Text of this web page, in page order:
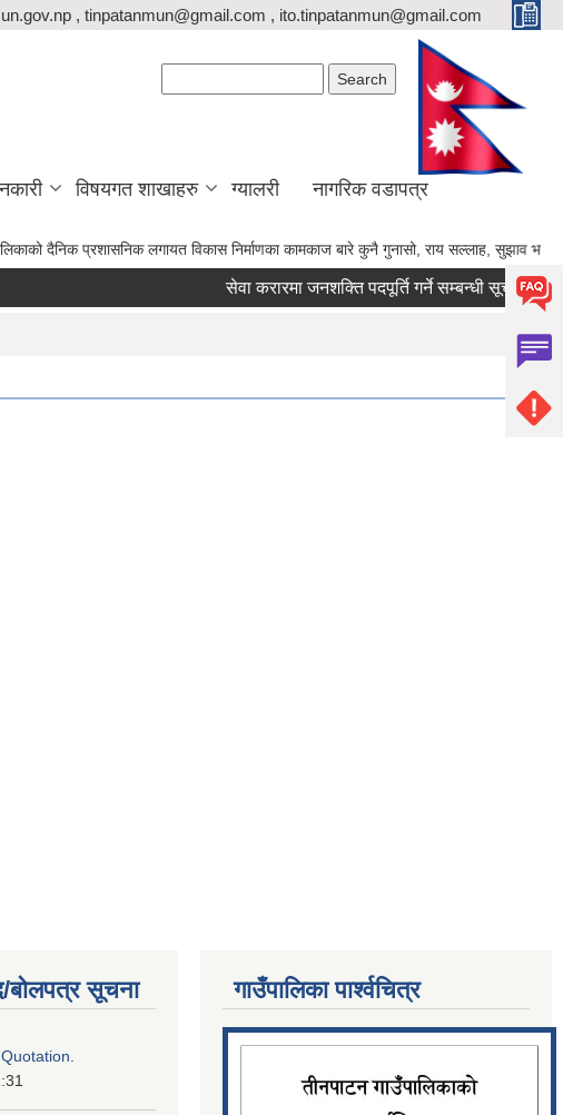
, tinpatanmun@gmail.com , ito.tinpatanmun@gmail.com
विषयगत शाखाहरु ग्यालरी नागरिक वडापत्र
प्रशासनिक लगायत विकास निर्माणका कामकाज बारे कुनै गुनासो, राय सल्लाह, सुझाव भए
सेवा करारमा जनशक्ति पदपूर्ति गर्ने सम्बन्धी सूचना।
बोलपत्र सूचना गाउँपालिका पार्श्‍वचित्र